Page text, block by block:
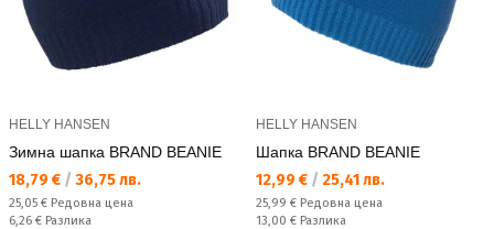
HELLY HANSEN
Зимна шапка BRAND BEANIE
Текуща цена:
18,79 € / 36,75 лв.
Редовна цена:
25,05 € Редовна цена
Спестявате:
6,26 € Разлика
HELLY HANSEN
Шапка BRAND BEANIE
Текуща цена:
12,99 € / 25,41 лв.
Редовна цена:
25,99 € Редовна цена
Спестявате:
13,00 € Разлика